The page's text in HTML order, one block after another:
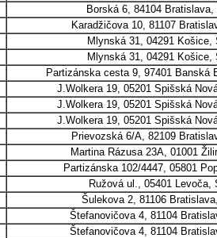
Borská 6, 84104 Bratislava,
Karadžičova 10, 81107
Mlynská 31, 04291 Košice,
Mlynská 31, 04291 Košice,
Partizánska cesta 9, 97401 Banská
J.Wolkera 19, 05201 Spišská
J.Wolkera 19, 05201 Spišská
J.Wolkera 19, 05201 Spišská
Prievozská 6/A, 82109
Martina Rázusa 23A, 01001
Partizánska 102/4447, 05801
Ružová ul., 05401 Levoča,
Šulekova 2, 81106
Štefanovičova 4, 81104
Štefanovičova 4, 81104